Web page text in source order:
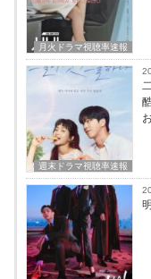
月火ドラマ視聴率速報
週末ドラマ視聴率速報